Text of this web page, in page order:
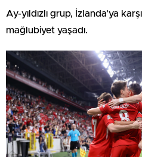
Ay-yıldızlı grup, İzlanda’ya
mağlubiyet yaşadı.